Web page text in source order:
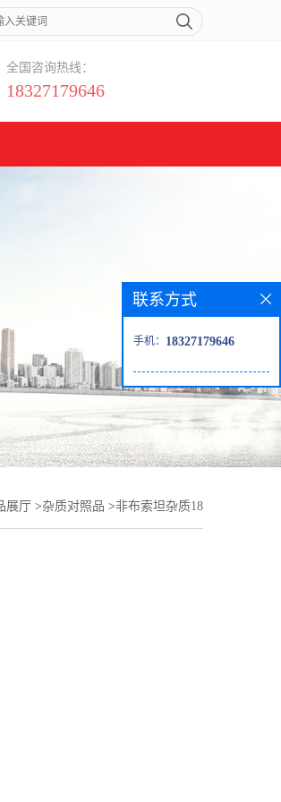
全国咨询热线：
18327179646
展厅 >杂质对照品 >非布索坦杂质18
联系方式
手机： 18327179646